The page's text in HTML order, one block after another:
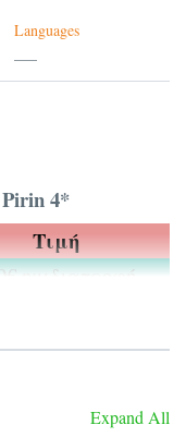
Languages
4*
Τιμή
ημιδιατροφή
το Hotel Pirin:
στην καρδιά του
Expand All